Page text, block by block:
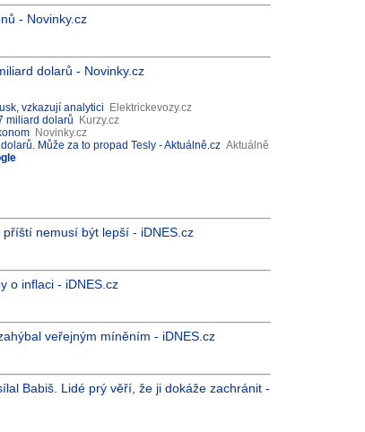
- Novinky.cz
dolarů - Novinky.cz
vzkazují analytici
Elektrickevozy.cz
miliard dolarů
Kurzy.cz
Novinky.cz
Může za to propad Tesly - Aktuálně.cz Aktuálně
nemusí být lepší - iDNES.cz
o inflaci - iDNES.cz
veřejným míněním - iDNES.cz
Babiš. Lidé prý věří, že ji dokáže zachránit -